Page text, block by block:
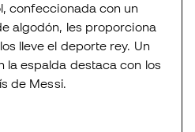
confeccionada con un
algodón, les proporciona
lleve el deporte rey. Un
la espalda destaca con los
de Messi.